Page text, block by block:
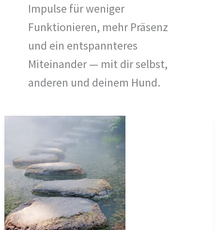
Impulse für weniger
Funktionieren, mehr Präsenz
und ein entspannteres
Miteinander — mit dir selbst,
anderen und deinem Hund.